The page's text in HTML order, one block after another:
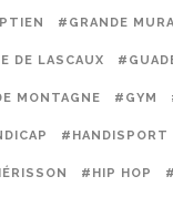
#GRANDE
DE LASCAUX
MONTAGNE #GYM
#HANDISPORT
#HIP HOP